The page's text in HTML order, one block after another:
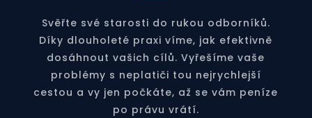
Svěřte své starosti do rukou odborníků.
Díky dlouholeté praxi víme, jak efektivně
dosáhnout vašich cílů. Vyřešíme vaše
problémy s neplatiči tou nejrychlejší
cestou a vy jen počkáte, až se vám peníze
po právu vrátí.